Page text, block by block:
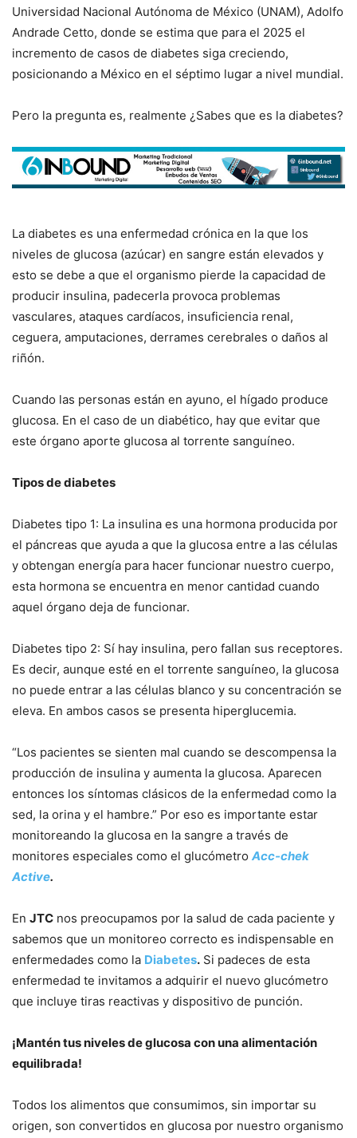
Universidad Nacional Autónoma de México (UNAM), Adolfo
Andrade Cetto, donde se estima que para el 2025 el
incremento de casos de diabetes siga creciendo,
posicionando a México en el séptimo lugar a nivel mundial.
Pero la pregunta es, realmente ¿Sabes que es la diabetes?
La diabetes es una enfermedad crónica en la que los
niveles de glucosa (azúcar) en sangre están elevados y
esto se debe a que el organismo pierde la capacidad de
producir insulina, padecerla provoca problemas
vasculares, ataques cardíacos, insuficiencia renal,
ceguera, amputaciones, derrames cerebrales o daños al
riñón.
Cuando las personas están en ayuno, el hígado produce
glucosa. En el caso de un diabético, hay que evitar que
este órgano aporte glucosa al torrente sanguíneo.
Tipos de diabetes
Diabetes tipo 1: La insulina es una hormona producida por
el páncreas que ayuda a que la glucosa entre a las células
y obtengan energía para hacer funcionar nuestro cuerpo,
esta hormona se encuentra en menor cantidad cuando
aquel órgano deja de funcionar.
Diabetes tipo 2: Sí hay insulina, pero fallan sus receptores.
Es decir, aunque esté en el torrente sanguíneo, la glucosa
no puede entrar a las células blanco y su concentración se
eleva. En ambos casos se presenta hiperglucemia.
“Los pacientes se sienten mal cuando se descompensa la
producción de insulina y aumenta la glucosa. Aparecen
entonces los síntomas clásicos de la enfermedad como la
sed, la orina y el hambre.” Por eso es importante estar
monitoreando la glucosa en la sangre a través de
monitores especiales como el glucómetro Acc-chek
Active.
En JTC nos preocupamos por la salud de cada paciente y
sabemos que un monitoreo correcto es indispensable en
enfermedades como la Diabetes. Si padeces de esta
enfermedad te invitamos a adquirir el nuevo glucómetro
que incluye tiras reactivas y dispositivo de punción.
¡Mantén tus niveles de glucosa con una alimentación
equilibrada!
Todos los alimentos que consumimos, sin importar su
origen, son convertidos en glucosa por nuestro organismo